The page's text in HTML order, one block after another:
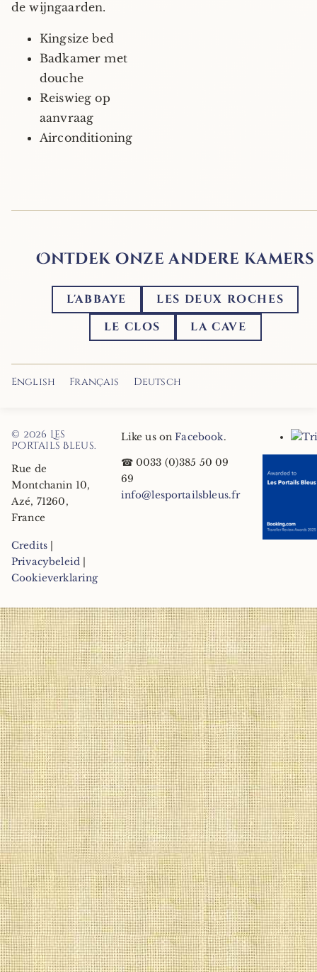
de wijngaarden.
Kingsize bed
Badkamer met
douche
Reiswieg op
aanvraag
Airconditioning
Ontdek onze andere kamers
L'ABBAYE
LES DEUX ROCHES
LE CLOS
LA CAVE
English Français Deutsch
© 2026 Les
Portails Bleus.
Rue de
Montchanin 10,
Azé, 71260,
France
Credits
Privacybeleid
Cookieverklaring
Like us onFacebook.
☎ 0033 (0)385 50 09
69
info@lesportailsbleus.fr